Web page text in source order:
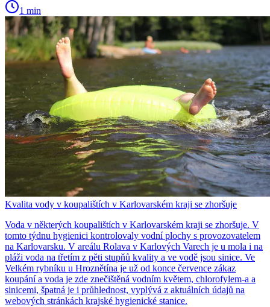
1 min
Kvalita vody v koupalištích v Karlovarském kraji se zhoršuje
Voda v některých koupalištích v Karlovarském kraji se zhoršuje. V
tomto týdnu hygienici kontrolovaly vodní plochy s provozovatelem
na Karlovarsku. V areálu Rolava v Karlových Varech je u mola i na
pláži voda na třetím z pěti stupňů kvality a ve vodě jsou sinice. Ve
Velkém rybníku u Hroznětína je už od konce července zákaz
koupání a voda je zde znečištěná vodním květem, chlorofylem-a a
sinicemi, špatná je i průhlednost, vyplývá z aktuálních údajů na
webových stránkách krajské hygienické stanice.